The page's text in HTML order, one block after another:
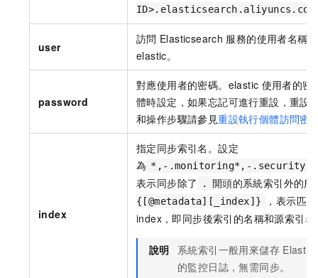
user
訪問 Elasticsearch 服務的使用者名稱
elastic。
password
對應使用者的密碼。elastic 使用者的密
體時設定，如果忘記可進行重設，重設
和操作步驟請參見重設執行個體訪問密
index
指定同步索引名。設定
為 *,-.monitoring*,-
表示同步除了 . 開頭的系統索引外的所
{[@metadata][_index]}
，表示匹
index，即同步後索引的名稱和源索引
說明 系統索引一般用來儲存
的監控日誌，無需同步。